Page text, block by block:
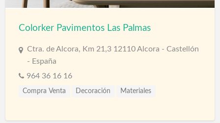
Colorker Pavimentos Las Palmas
Ctra. de Alcora, Km 21,3 12110 Alcora - Castellón
- España
964 36 16 16
Compra Venta Decoración Materiales